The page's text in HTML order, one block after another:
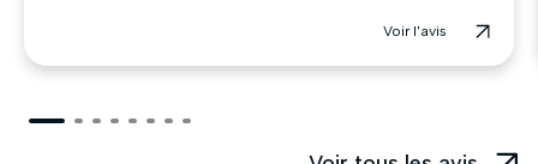
Voir l'avis